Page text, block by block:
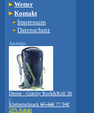
Wetter
Kontakt
Impressum
Datenschutz
Anzeige:
Deuter - Gravity Rock&Roll 30
-
Kletterrucksack 97.43€ 77.94€
20% Rabatt